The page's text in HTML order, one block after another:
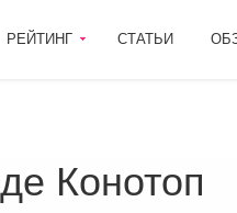
РЕЙТИНГ СТАТЬИ
Конотоп